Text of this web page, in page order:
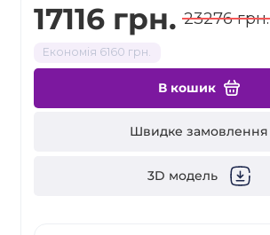
17116 грн. 23276 грн.
Економія 6160 грн.
В кошик
Швидке замовлення
3D модель